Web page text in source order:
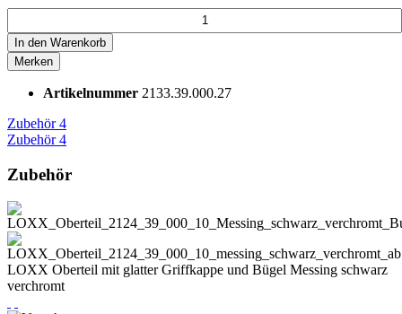
In den Warenkorb
Merken
Artikelnummer 2133.39.000.27
Zubehör4
Zubehör4
Zubehör
LOXX Oberteil mit glatter Griffkappe und Bügel Messing schwarz
verchromt